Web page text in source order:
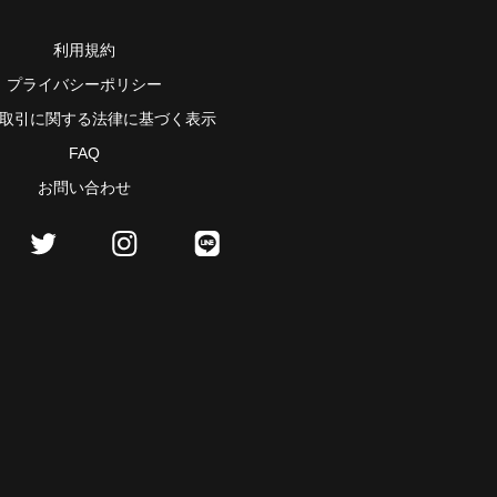
利用規約
プライバシーポリシー
引に関する法律に基づく表示
FAQ
お問い合わせ